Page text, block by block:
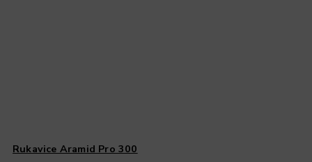
Rukavice Aramid Pro 300